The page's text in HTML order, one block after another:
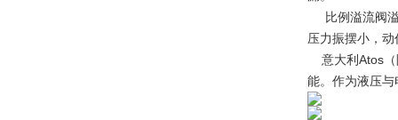
比例溢流阀溢
压力振摆小，
意大利Atos（
能。作为液压